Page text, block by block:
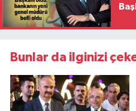
Bunlar da ilginizi